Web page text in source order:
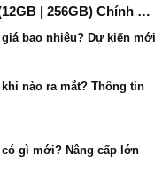
ứng tốt nhu cầu đa
ứng dụng phổ biến.
3x rõ nét và chất lượng
trợ gợi ý tác vụ thông
theo thói quen người
Tin tức về Samsung Galaxy S26 5G (12GB | 256GB) Chính Hãng
bao nhiêu? Dự kiến mới
nào ra mắt? Thông tin
có gì mới? Nâng cấp lớn